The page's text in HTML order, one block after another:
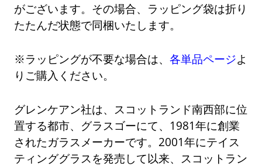
がございます。その場合、ラッピング袋は折り
たたんだ状態で同梱いたします。
※ラッピングが不要な場合は、各単品ページよ
りご購入ください。
グレンケアン社は、スコットランド南西部に位
置する都市、グラスゴーにて、1981年に創業
されたガラスメーカーです。2001年にテイス
ティンググラスを発売して以来、スコットラン